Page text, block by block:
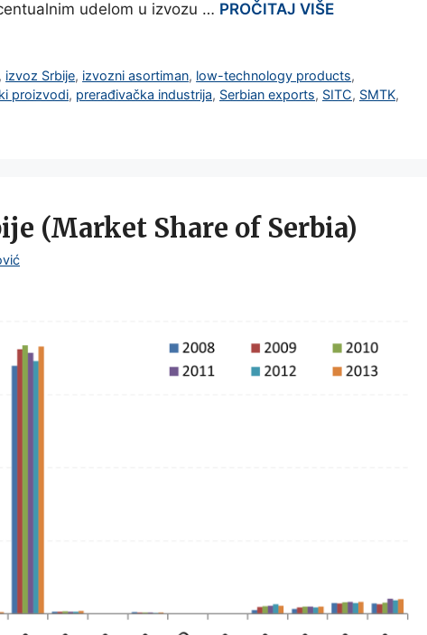
udelom u izvozu … PROČITAJ VIŠE
, izvoz Srbije, izvozni asortiman, low-technology products,
proizvodi, prerađivačka industrija, Serbian exports, SITC, SMTK,
(Market Share of Serbia)